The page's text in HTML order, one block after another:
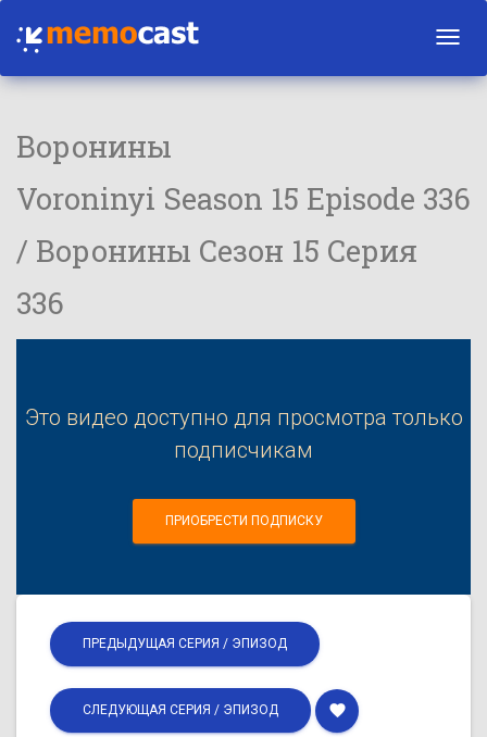
Воронины
Voroninyi Season 15 Episode 336
/ Воронины Сезон 15 Серия
336
Это видео доступно для просмотра только
подписчикам
ПРИОБРЕСТИ ПОДПИСКУ
ПРЕДЫДУЩАЯ СЕРИЯ / ЭПИЗОД
СЛЕДУЮЩАЯ СЕРИЯ / ЭПИЗОД favorite